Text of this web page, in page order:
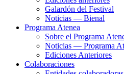
Galardón del Festival
Noticias — Bienal
Programa Atenea
Sobre el Programa
Noticias — Programa
Ediciones Anteriores
Colaboraciones